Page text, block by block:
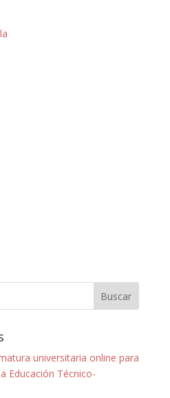
universitaria online para
Educación Técnico-